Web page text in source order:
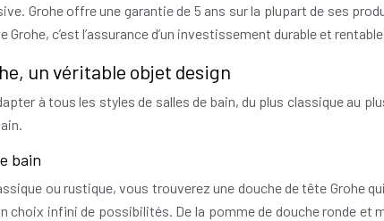
Grohe offre une garantie de 5 ans sur la plupart de ses
c’est l’assurance d’un investissement durable et
un véritable objet design
à tous les styles de salles de bain, du plus classique au
bain
ou rustique, vous trouverez une douche de tête Grohe
choix infini de possibilités. De la pomme de douche ronde